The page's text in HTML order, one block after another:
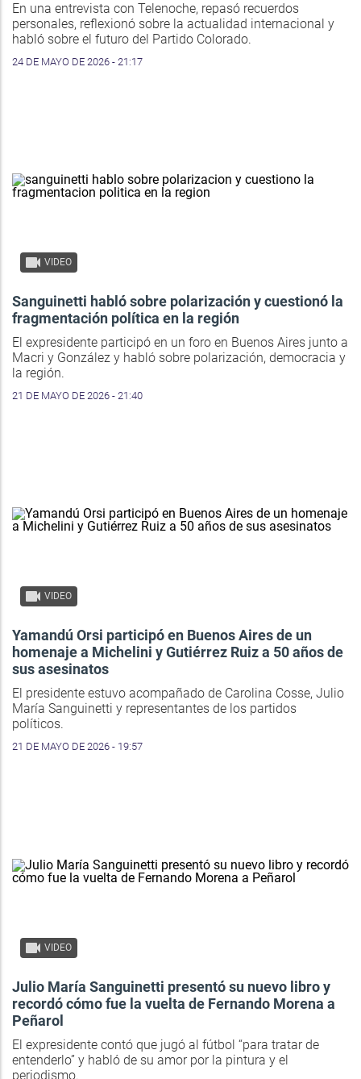
En una entrevista con Telenoche, repasó recuerdos
personales, reflexionó sobre la actualidad internacional y
habló sobre el futuro del Partido Colorado.
24 DE MAYO DE 2026 - 21:17
VIDEO
Sanguinetti habló sobre polarización y cuestionó la
fragmentación política en la región
El expresidente participó en un foro en Buenos Aires junto a
Macri y González y habló sobre polarización, democracia y
la región.
21 DE MAYO DE 2026 - 21:40
VIDEO
Yamandú Orsi participó en Buenos Aires de un
homenaje a Michelini y Gutiérrez Ruiz a 50 años de
sus asesinatos
El presidente estuvo acompañado de Carolina Cosse, Julio
María Sanguinetti y representantes de los partidos
políticos.
21 DE MAYO DE 2026 - 19:57
VIDEO
Julio María Sanguinetti presentó su nuevo libro y
recordó cómo fue la vuelta de Fernando Morena a
Peñarol
El expresidente contó que jugó al fútbol “para tratar de
entenderlo” y habló de su amor por la pintura y el
periodismo.